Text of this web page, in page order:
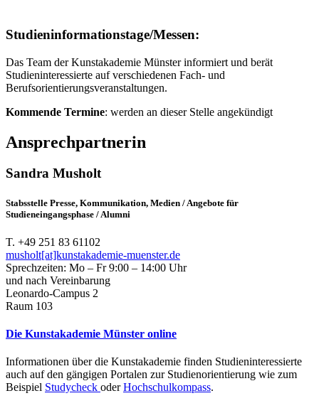
Studieninformationstage/Messen:
Das Team der Kunstakademie Münster informiert und berät
Studieninteressierte auf verschiedenen Fach- und
Berufsorientierungsveranstaltungen.
Kommende Termine: werden an dieser Stelle angekündigt
Ansprechpartnerin
Sandra Musholt
Stabsstelle Presse, Kommunikation, Medien / Angebote für
Studieneingangsphase / Alumni
T. +49 251 83 61102
musholt[at]kunstakademie-muenster.de
Sprechzeiten: Mo – Fr 9:00 – 14:00 Uhr
und nach Vereinbarung
Leonardo-Campus 2
Raum 103
Die Kunstakademie Münster online
Informationen über die Kunstakademie finden Studieninteressierte
auch auf den gängigen Portalen zur Studienorientierung wie zum
Beispiel Studycheck oderHochschulkompass.